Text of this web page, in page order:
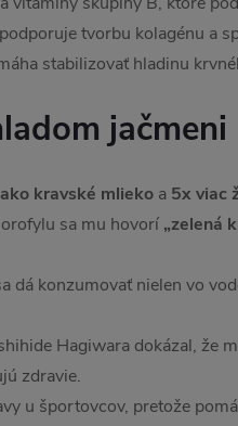
tvorbu kolagénu a
stabilizovať hladinu
jačmeni
kravské mlieko a 5x viac
sa mu hovorí „zelená
dá konzumovať nielen vo
Hagiwara dokázal, že
zdravie.
u športovcov, pretože